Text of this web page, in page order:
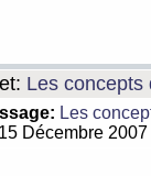
Les concepts
Les
15 Décembre